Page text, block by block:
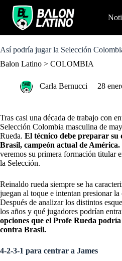
o
o
Así podría jugar la Selección
Balon Latino > COLOMBIA
Carla Bernucci 28
Tras casi una década de trabajo con
Selección Colombia masculina de
Rueda. El técnico debe preparar su
Brasil, campeón actual de América.
veremos su primera formación titular
la Selección.
Reinaldo rueda siempre se ha
juegan al toque e intentan presionar
Después de analizar los distintos
los años y qué jugadores podrían
opciones que el Profe Rueda
contra Brasil.
4-2-3-1 para centrar a James